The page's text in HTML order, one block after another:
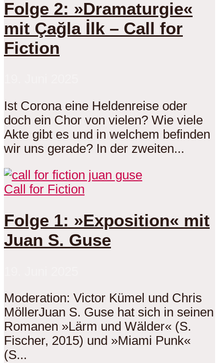
Folge 2: »Dramaturgie«
mit Çağla İlk – Call for
Fiction
Ist Corona eine Heldenreise oder
doch ein Chor von vielen? Wie viele
Akte gibt es und in welchem befinden
wir uns gerade? In der zweiten...
Call for Fiction
Folge 1: »Exposition« mit
Juan S. Guse
Moderation: Victor Kümel und Chris
MöllerJuan S. Guse hat sich in seinen
Romanen »Lärm und Wälder« (S.
Fischer, 2015) und »Miami Punk«
(S...